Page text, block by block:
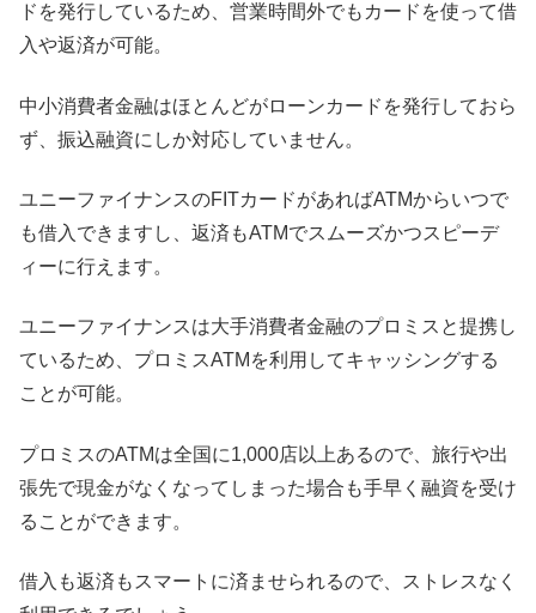
ドを発行しているため、営業時間外でもカードを使って借
入や返済が可能。
中小消費者金融はほとんどがローンカードを発行しておら
ず、振込融資にしか対応していません。
ユニーファイナンスのFITカードがあればATMからいつで
も借入できますし、返済もATMでスムーズかつスピーデ
ィーに行えます。
ユニーファイナンスは大手消費者金融のプロミスと提携し
ているため、プロミスATMを利用してキャッシングする
ことが可能。
プロミスのATMは全国に1,000店以上あるので、旅行や出
張先で現金がなくなってしまった場合も手早く融資を受け
ることができます。
借入も返済もスマートに済ませられるので、ストレスなく